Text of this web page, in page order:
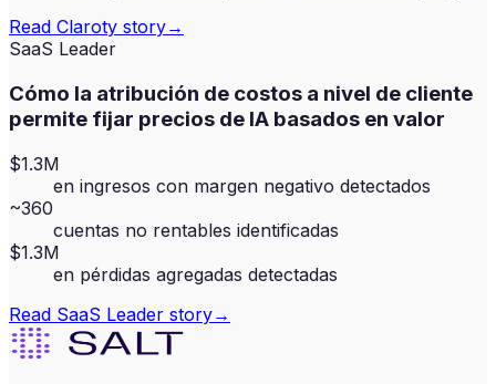
Read Claroty story→
SaaS Leader
Cómo la atribución de costos a nivel de cliente
permite fijar precios de IA basados en valor
$1.3M
en ingresos con margen negativo detectados
~360
cuentas no rentables identificadas
$1.3M
en pérdidas agregadas detectadas
Read SaaS Leader story→